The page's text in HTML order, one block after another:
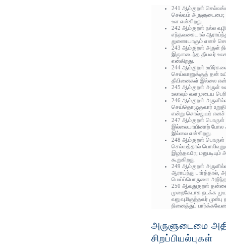
241 ஆம்குறள்
செல்வம் அருளுடைமை;
உள என்கிறது.
242 ஆம்குறள் நல்ல
எந்தவகையால்
துணையாகும் எனச்
243 ஆம்குறள் அருள்
இருளடைந்த தீயவர்
என்கிறது.
244 ஆம்குறள்
செய்வானுக்குத் தன்
தீவினைகள் இல்லை
245 ஆம்குறள் அருள்
உலாவும் வளமுடைய
246 ஆம்குறள்
செய்தொழுகுவார்
என்று சொல்லுவர் எனச்
247 ஆம்குறள் பொருள்
இல்லையாயினாற் போல
இல்லை என்கிறது.
248 ஆம்குறள் பொருள்
செல்வத்தால்
இழந்தவரே;
கூறுகிறது.
249 ஆம்குறள்
ஆராய்ந்து பார்த்தால்,
மெய்ப்பொருளை
250 ஆவதுகுறள்
முறைகேடாக நடக்க
வலுவுமிகுந்தவர்
நினைத்துப்
அருளுடைமை
சிறப்பியல்புகள்